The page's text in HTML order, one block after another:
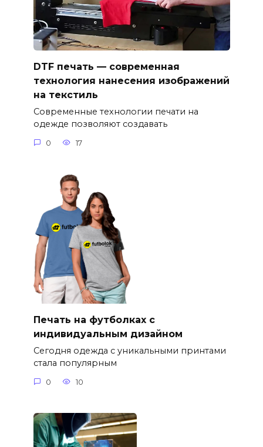
DTF печать — современная
технология нанесения изображений
на текстиль
Современные технологии печати на
одежде позволяют создавать
0 17
Печать на футболках с
индивидуальным дизайном
Сегодня одежда с уникальными принтами
стала популярным
0 10